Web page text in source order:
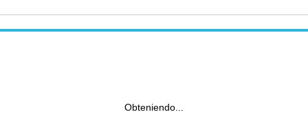
Obteniendo...